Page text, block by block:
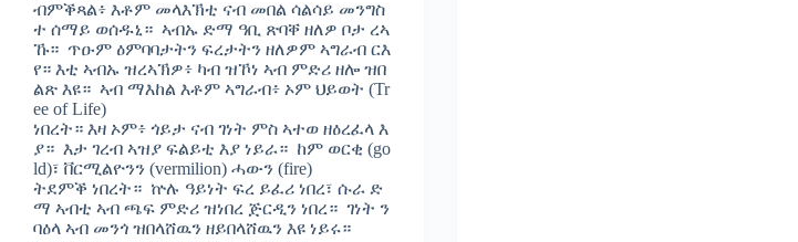
ብምቕጻል፥ እቶም መላእኽቲ ናብ መበል ሳልሳይ መንግስ
ተ ሰማይ ወሰዱኒ። ኣብኡ ድማ ዓቢ ጽባቐ ዘለዎ ቦታ ረኣ
ኹ። ጥዑም ዕምባባታትን ፍረታትን ዘለዎም ኣግራብ ርእ
የ። እቲ ኣብኡ ዝረኣኽዎ፥ ካብ ዝኾነ ኣብ ምድሪ ዘሎ ዝበ
ልጽ እዩ። ኣብ ማእከል እቶም ኣግራብ፥ ኦም ህይወት (Tr
ee of Life)
ነበረት። እዛ ኦም፥ ጎይታ ናብ ገነት ምስ ኣተወ ዘዕረፈላ እ
ያ። እታ ገረብ ኣዝያ ፍልይቲ እያ ነይራ። ከም ወርቂ (go
ld)፣ ቨርሚልዮንን (vermilion) ሓውን (fire)
ትደምቕ ነበረት። ኵሉ ዓይነት ፍረ ይፈሪ ነበረ፣ ሱራ ድ
ማ ኣብቲ ኣብ ጫፍ ምድሪ ዝነበረ ጅርዲን ነበረ። ገነት ን
ባዕላ ኣብ መንጎ ዝበላሸዉን ዘይበላሸዉን እዩ ነይሩ።